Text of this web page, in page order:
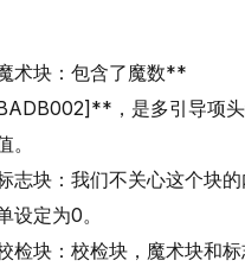
术块：包含了魔数**
，是多引导项
。
志块：我们不关心这个块
设定为0。
检块：校检块，魔术块和